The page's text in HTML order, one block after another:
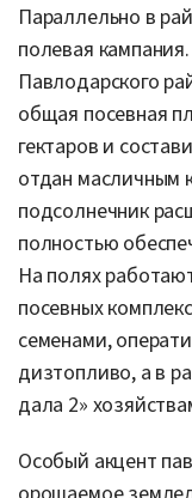
Параллельно в
полевая
Павлодарского
общая посевная
гектаров и
отдан масличным
подсолнечник
полностью
На полях
посевных
семенами,
дизтопливо, а в
дала 2»
Особый акцент